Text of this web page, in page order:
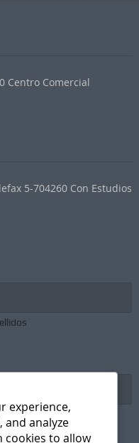
Centro Comercial
5-704260 Con Estudios
experience,
and analyze
cookies to allow